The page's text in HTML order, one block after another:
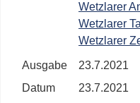
Wetzlarer
Wetzlarer
Wetzlarer
Ausgabe
23.7.2021
Datum
23.7.2021